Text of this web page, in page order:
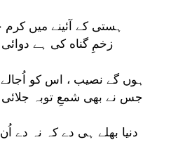
ہستی کے آئینے میں کرم
زخمِ گناه کی ہے
ہوں گے نصیب ، اس کو
جس نے بھی شمعِ توبہ
دنیا بھلے ہی دے کہ نہ دے